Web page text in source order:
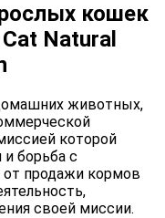
кошек
Natural
животных,
которой
и борьба с
продажи кормов
своей миссии.